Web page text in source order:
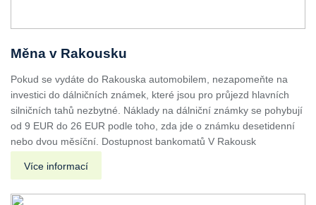
Měna v Rakousku
Pokud se vydáte do Rakouska automobilem, nezapomeňte na
investici do dálničních známek, které jsou pro průjezd hlavních
silničních tahů nezbytné. Náklady na dálniční známky se pohybují
od 9 EUR do 26 EUR podle toho, zda jde o známku desetidenní
nebo dvou měsíční. Dostupnost bankomatů V Rakousk
Více informací